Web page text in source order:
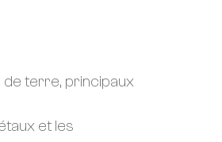
de terre, principaux
et les